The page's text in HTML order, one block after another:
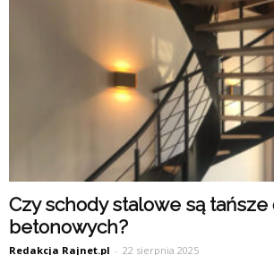
Czy schody stalowe są tańsze
betonowych?
Redakcja Rajnet.pl - 22 sierpnia 2025